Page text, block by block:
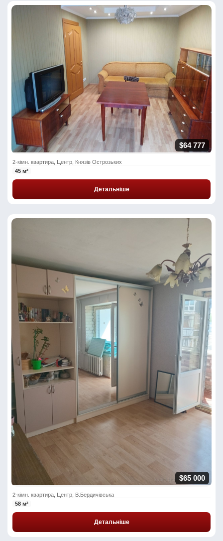
$64 777
2-кімн. квартира, Центр, Князів Острозьких
45 м²
Детальніше
$65 000
2-кімн. квартира, Центр, В.Бердичівська
58 м²
Детальніше